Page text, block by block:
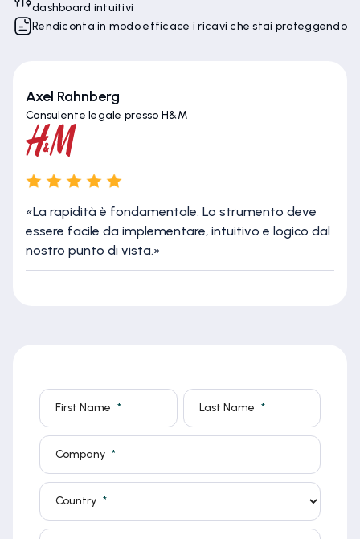
dashboard intuitivi
Rendiconta in modo efficace i ricavi che stai proteggendo
«La rapidità è fondamentale. Lo strumento deve
essere facile da implementare, intuitivo e logico dal
nostro punto di vista.»
Axel Rahnberg
Consulente legale presso H&M